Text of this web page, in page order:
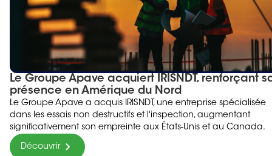
Le Groupe Apave acquiert IRISNDT, renforçant
présence en Amérique du Nord
Le Groupe Apave a acquis IRISNDT, une entreprise spécialisée
dans les essais non destructifs et l'inspection, augmentant
significativement son empreinte aux États-Unis et au Canada.
Découvrir